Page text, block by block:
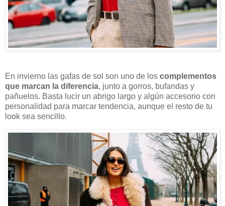
En invierno las gafas de sol son uno de los complementos
que marcan la diferencia, junto a gorros, bufandas y
pañuelos. Basta lucir un abrigo largo y algún accesorio con
personalidad para marcar tendencia, aunque el resto de tu
look sea sencillo.